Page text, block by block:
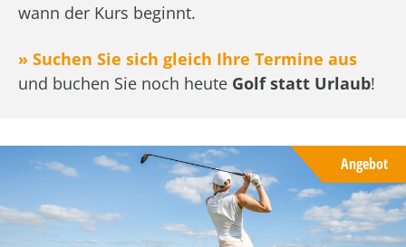
wann der Kurs beginnt.
» Suchen Sie sich gleich Ihre Termine aus
und buchen Sie noch heute Golf statt Urlaub!
Angebot